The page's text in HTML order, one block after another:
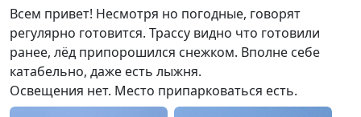
Всем привет! Несмотря но погодные, говорят
регулярно готовится. Трассу видно что готовили
ранее, лёд припорошился снежком. Вполне себе
катабельно, даже есть лыжня.
Освещения нет. Место припарковаться есть.